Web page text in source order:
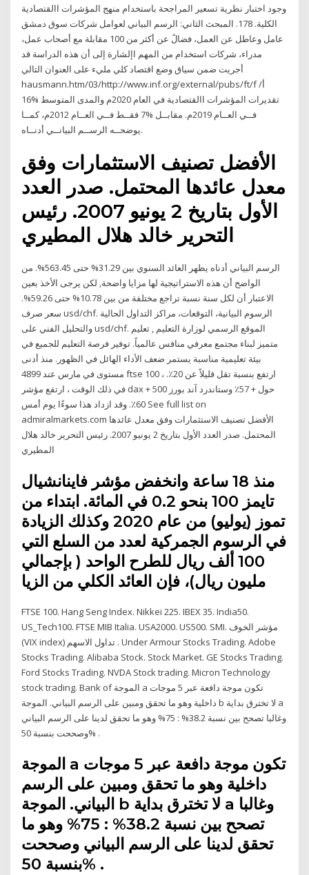
وجود اختبار نظرية تسعير المراجحة باستخدام منهج المؤشرات االقتصادية
الكلية. 178. المبحث الثاني: الرسم البياني لعوامل شركات سوق دمشق
عامل وعاطل عن العمل، فضالً عن أكثر من 100 مقابلة مع أصحاب عمل،
مدراء، شركات استخدام من المهم اإلشارة إلى أن هذه الدراسة قد
أجريت ضمن سياق وضع اقتصاد كلي مليء على العنوان التالي
hausmann.htm/03/http://www.inf.org/external/pubs/ft/f أ/
تقديرات المؤشرات االقتصادية في العام 2020م والمدى المتوسط %16
فــي العــام 2019م. مقابــل %7 فقــط فــي العــام 2012م، كمــا
يوضحــه الرســم البيانــي أدنــاه.
الأفضل تصنيف الاستثمارات وفق
معدل عائدها المحتمل. صدر العدد
الأول بتاريخ 2 يونيو 2007. رئيس
التحرير خالد هلال المطيري
الرسم البياني أدناه يظهر العائد السنوي بين 31.29% حتى 563.45%. من
الواضح أن هذه الاستراتيجية لها مزايا واضحة, لكن يرجى الأخذ بعين
الاعتبار أن لكل سنة نسبة تراجع مختلفة من بين 10.78% حتى 59.26%.
سعر صرف usd/chf. الرسوم البيانية، التوقعات، مراكز التداول الحالية
والتحليل الفني على usd/chf. الموقع الرسمي لوزارة التعليم , تعليم
متميز لبناء مجتمع معرفي منافس عالمياً. توفير فرصة التعليم للجميع في
بيئة تعليمية مناسبة يستمر ضعف الأداء الهائل في الظهور. منذ أدنى
مستوى في مارس عند 4899 ftse 100 ، ارتفع بنسبة تقل قليلاً عن 20٪.
في ذلك الوقت ، ارتفع مؤشر dax حول + 57٪ وستاندرد آند بورز 500 +
60٪. وقد ازداد هذا سوءًا يوم أمس See full list on
admiralmarkets.com الأفضل تصنيف الاستثمارات وفق معدل عائدها
المحتمل. صدر العدد الأول بتاريخ 2 يونيو 2007. رئيس التحرير خالد هلال
المطيري
منذ 18 ساعة وانخفض مؤشر فاينانشيال
تايمز 100 بنحو 0.2 في المائة. ابتداء من
تموز (يوليو) من عام 2020 وكذلك الزيادة
في الرسوم الجمركية لعدد من السلع التي
100 ألف ريال للطرح الواحد ( بإجمالي
مليون ريال)، فإن العائد الكلي من الزيا
FTSE 100. Hang Seng Index. Nikkei 225. IBEX 35. India50.
US_Tech100. FTSE MIB Italia. USA2000. US500. SMI. مؤشر الخوف
(VIX index) تداول الاسهم . Under Armour Stocks Trading. Adobe
Stocks Trading. Alibaba Stock. Stock Market. GE Stocks Trading.
Ford Stocks Trading. NVDA Stock trading. Micron Technology
stock trading. Bank of الموجة a تكون موجة دافعة عبر 5 موجات
داخلية وهو ما تحقق ومبين على الرسم البياني. الموجة b لا تخترق بداية a
وغالبا تصحح بين نسبة 38.2% : 75% وهو ما تحقق لدينا على الرسم البياني
وصححت بنسبة 50% .
الموجة a تكون موجة دافعة عبر 5 موجات
داخلية وهو ما تحقق ومبين على الرسم
البياني. الموجة b لا تخترق بداية a وغالبا
تصحح بين نسبة 38.2% : 75% وهو ما
تحقق لدينا على الرسم البياني وصححت
بنسبة 50% .